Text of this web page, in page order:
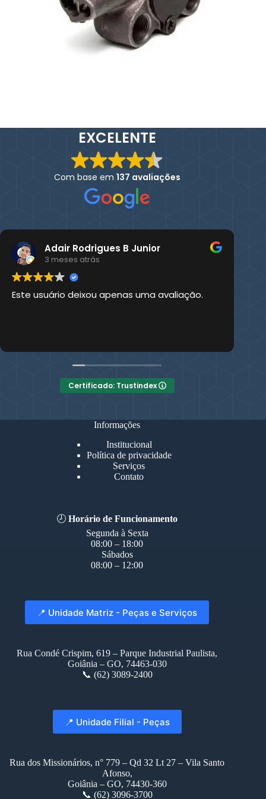
EXCELENTE
Com base em 137 avaliações
Adair Rodrigues B Junior
3 meses atrás
Este usuário deixou apenas uma avaliação.
Certificado: Trustindex
Informações
Institucional
Política de privacidade
Serviços
Contato
🕗Horário de Funcionamento
Segunda à Sexta
08:00 – 18:00
Sábados
08:00 – 12:00
📍 Unidade Matriz - Peças e Serviços
Rua Condé Crispim, 619 – Parque Industrial Paulista,
Goiânia – GO, 74463-030
📞 (62) 3089-2400
📍 Unidade Filial - Peças
Rua dos Missionários, n° 779 – Qd 32 Lt 27 – Vila Santo
Afonso,
Goiânia – GO, 74430-360
📞 (62) 3096-3700